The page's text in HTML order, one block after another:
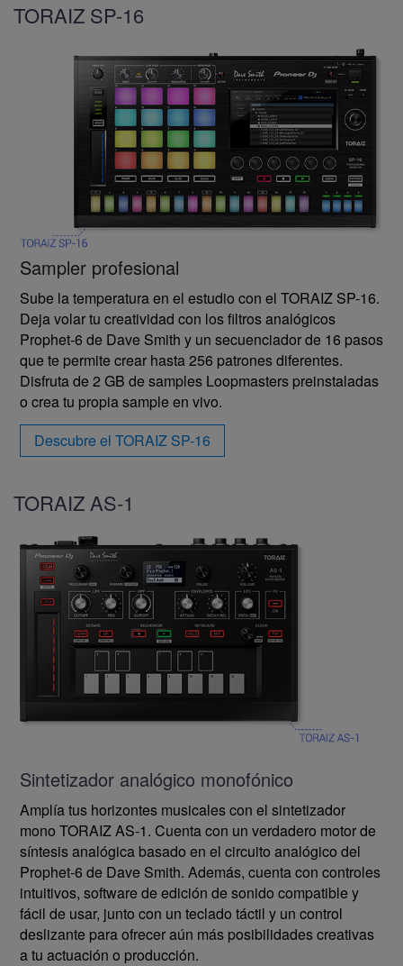
TORAIZ SP-16
Sampler profesional
Sube la temperatura en el estudio con el TORAIZ SP-16.
Deja volar tu creatividad con los filtros analógicos
Prophet-6 de Dave Smith y un secuenciador de 16 pasos
que te permite crear hasta 256 patrones diferentes.
Disfruta de 2 GB de samples Loopmasters preinstaladas
o crea tu propia sample en vivo.
Descubre el TORAIZ SP-16
TORAIZ AS-1
Sintetizador analógico monofónico
Amplía tus horizontes musicales con el sintetizador
mono TORAIZ AS-1. Cuenta con un verdadero motor de
síntesis analógica basado en el circuito analógico del
Prophet-6 de Dave Smith. Además, cuenta con controles
intuitivos, software de edición de sonido compatible y
fácil de usar, junto con un teclado táctil y un control
deslizante para ofrecer aún más posibilidades creativas
a tu actuación o producción.